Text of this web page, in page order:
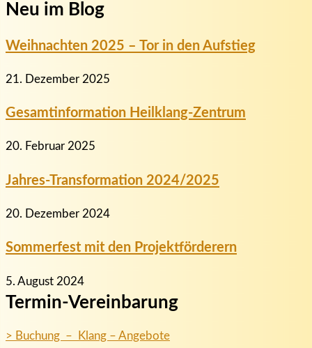
Neu im Blog
Weihnachten 2025 – Tor in den Aufstieg
21. Dezember 2025
Gesamtinformation Heilklang-Zentrum
20. Februar 2025
Jahres-Transformation 2024/2025
20. Dezember 2024
Sommerfest mit den Projektförderern
5. August 2024
Termin-Vereinbarung
> Buchung – Klang – Angebote